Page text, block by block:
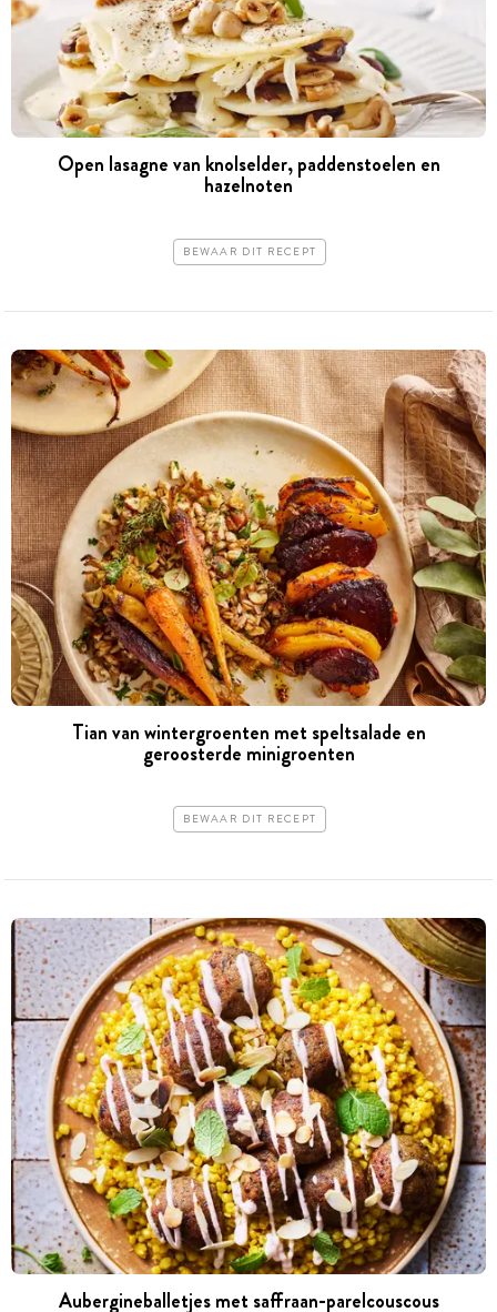
Open lasagne van knolselder, paddenstoelen en
hazelnoten
BEWAAR DIT RECEPT
Tian van wintergroenten met speltsalade en
geroosterde minigroenten
BEWAAR DIT RECEPT
Aubergineballetjes met saffraan-parelcouscous